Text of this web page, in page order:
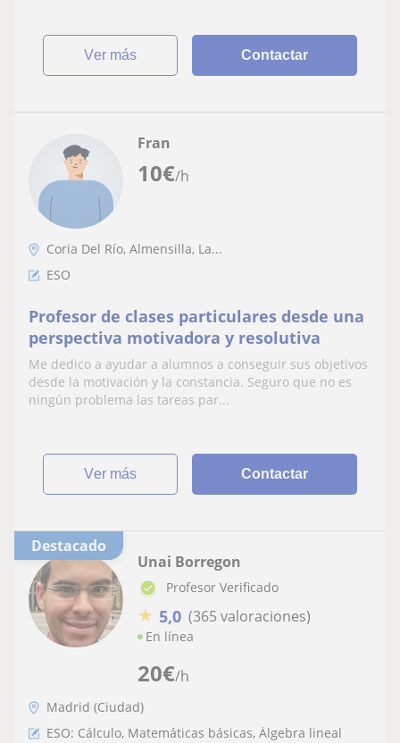
ver más Contactar
10€/h
Fran
Coria Del Río, Almensilla, La...
ESO
Profesor de clases particulares desde una
perspectiva motivadora y resolutiva
Me dedico a ayudar a alumnos a conseguir sus objetivos
desde la motivación y la constancia. Seguro que no es
ningún problema las tareas par...
ver más Contactar
Destacado
20€/h
Unai Borregon
Profesor Verificado
★ 5,0 (365 valoraciones)
En línea
Madrid (Ciudad)
ESO: Cálculo, Matemáticas básicas, Álgebra lineal